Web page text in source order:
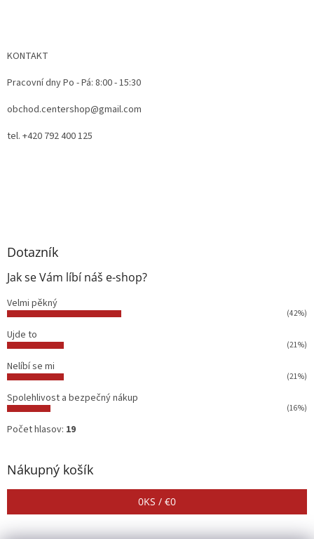
KONTAKT
Pracovní dny Po - Pá: 8:00 - 15:30
obchod.centershop@gmail.com
tel. +420 792 400 125
Dotazník
Jak se Vám líbí náš e-shop?
Velmi pěkný
(42%)
Ujde to
(21%)
Nelíbí se mi
(21%)
Spolehlivost a bezpečný nákup
(16%)
Počet hlasov: 19
Nákupný košík
0KS / €0